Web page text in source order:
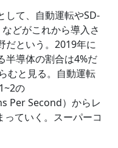
して、自動運転やSD-
どがこれから導入さ
だという。2019年に
半導体の割合は4%だ
むと見る。自動運転
の
Per Second）からレ
ていく。スーパーコ